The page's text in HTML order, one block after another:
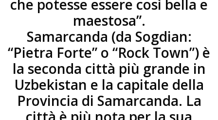
che potesse essere così bella e
maestosa”.
Samarcanda (da Sogdian:
“Pietra Forte” o “Rock Town”) è
la seconda città più grande in
Uzbekistan e la capitale della
Provincia di Samarcanda. La